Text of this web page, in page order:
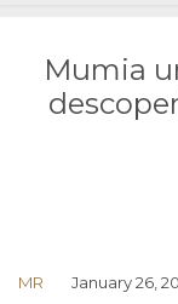
Mumia
MR January 26,